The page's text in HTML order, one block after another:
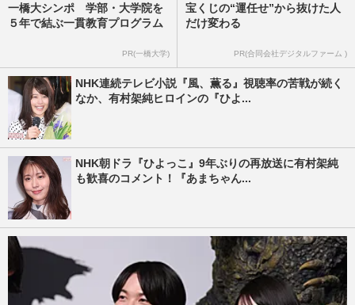
一橋大シンポ 学部・大学院を
５年で結ぶ一貫教育プログラム
PR(一橋大学)
宝くじの“運任せ”から抜けた人
だけ変わる
PR(合同会社デジタルファーム )
NHK連続テレビ小説『風、薫る』視聴率の苦戦が続く
なか、有村架純ヒロインの『ひよ...
NHK朝ドラ『ひよっこ』9年ぶりの再放送に有村架純
も歓喜のコメント！『あまちゃん...